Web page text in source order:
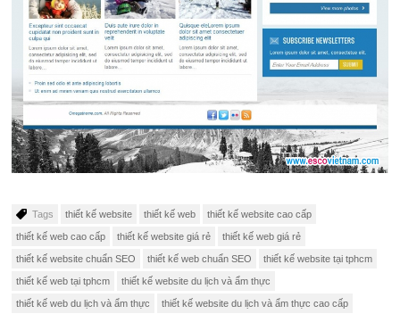
Tags thiết kế website thiết kế web thiết kế website cao cấp
thiết kế web cao cấp thiết kế website giá rẻ thiết kế web giá rẻ
thiết kế website chuẩn SEO thiết kế web chuẩn SEO thiết kế website tại tphcm
thiết kế web tại tphcm thiết kế website du lịch và ẩm thực
thiết kế web du lịch và ẩm thực thiết kế website du lịch và ẩm thực cao cấp